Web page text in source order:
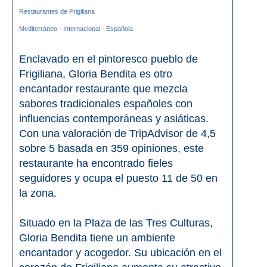
Para Niños
LOS
MEJORES
SITIOS
CERCANOS
Cuevas de Nerja
Caminito del Rey
Restaurantes de Frigiliana
Mediterráneo - Internacional - Española
Enclavado en el pintoresco pueblo de
Frigiliana, Gloria Bendita es otro
encantador restaurante que mezcla
sabores tradicionales españoles con
influencias contemporáneas y asiáticas.
Con una valoración de TripAdvisor de 4,5
sobre 5 basada en 359 opiniones, este
restaurante ha encontrado fieles
seguidores y ocupa el puesto 11 de 50 en
la zona.
Situado en la Plaza de las Tres Culturas,
Gloria Bendita tiene un ambiente
encantador y acogedor. Su ubicación en el